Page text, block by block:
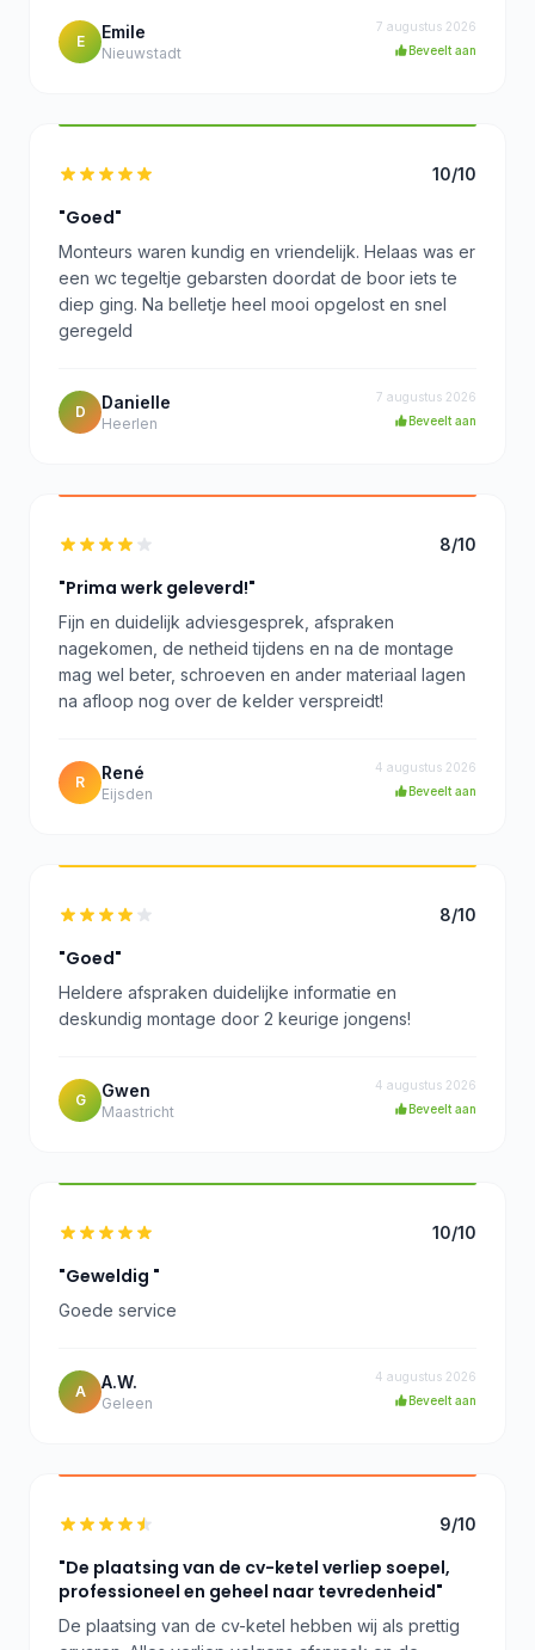
E Emile
Nieuwstadt
7 augustus 2026
Beveelt aan
10/10
"Goed"
Monteurs waren kundig en vriendelijk. Helaas was er
een wc tegeltje gebarsten doordat de boor iets te
diep ging. Na belletje heel mooi opgelost en snel
geregeld
D Danielle
Heerlen
7 augustus 2026
Beveelt aan
8/10
"Prima werk geleverd!"
Fijn en duidelijk adviesgesprek, afspraken
nagekomen, de netheid tijdens en na de montage
mag wel beter, schroeven en ander materiaal lagen
na afloop nog over de kelder verspreidt!
R René
Eijsden
4 augustus 2026
Beveelt aan
8/10
"Goed"
Heldere afspraken duidelijke informatie en
deskundig montage door 2 keurige jongens!
G Gwen
Maastricht
4 augustus 2026
Beveelt aan
10/10
"Geweldig "
Goede service
A A.W.
Geleen
4 augustus 2026
Beveelt aan
9/10
"De plaatsing van de cv-ketel verliep soepel,
professioneel en geheel naar tevredenheid"
De plaatsing van de cv-ketel hebben wij als prettig